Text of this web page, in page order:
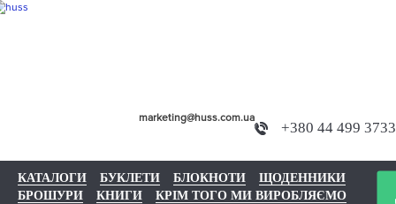
+380 44 499 3733
marketing@huss.com.ua
КАТАЛОГИ БУКЛЕТИ БЛОКНОТИ
ЩОДЕННИКИ
БРОШУРИ
КНИГИ КРІМ ТОГО МИ ВИРОБЛЯЄМО